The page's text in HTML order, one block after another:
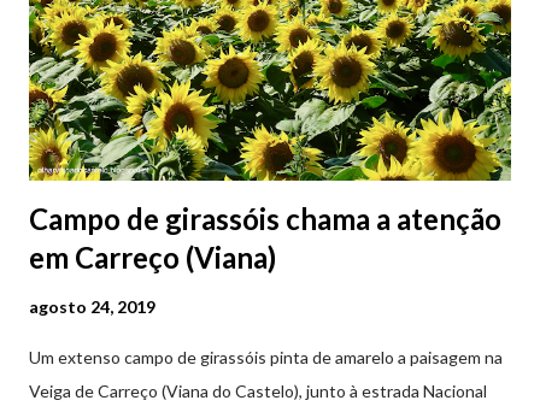
Campo de girassóis chama a atenção
em Carreço (Viana)
agosto 24, 2019
Um extenso campo de girassóis pinta de amarelo a paisagem na
Veiga de Carreço (Viana do Castelo), junto à estrada Nacional